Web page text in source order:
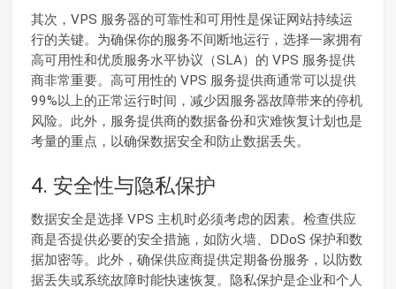
其次，VPS 服务器的可靠性和可用性是保证网站持续运
行的关键。为确保你的服务不间断地运行，选择一家拥有
高可用性和优质服务水平协议（SLA）的 VPS 服务提供
商非常重要。高可用性的 VPS 服务提供商通常可以提供
99%以上的正常运行时间，减少因服务器故障带来的停机
风险。此外，服务提供商的数据备份和灾难恢复计划也是
考量的重点，以确保数据安全和防止数据丢失。
4. 安全性与隐私保护
数据安全是选择 VPS 主机时必须考虑的因素。检查供应
商是否提供必要的安全措施，如防火墙、DDoS 保护和数
据加密等。此外，确保供应商提供定期备份服务，以防数
据丢失或系统故障时能快速恢复。隐私保护是企业和个人